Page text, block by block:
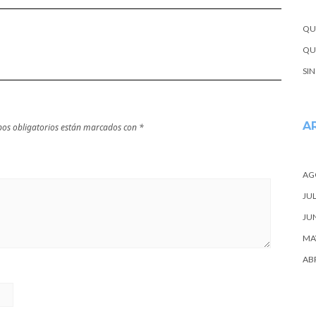
próxima
obligatorios están marcados con *